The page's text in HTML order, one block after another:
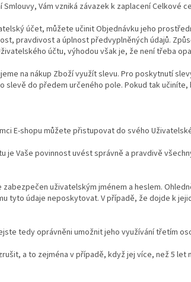
Vám vzniká závazek k zaplacení Celkové
účet, můžete učinit Objednávku jeho
pravdivost a úplnost předvyplněných údajů.
účtu, výhodou však je, že není třeba
na nákup Zboží využít slevu. Pro poskytnutí
slevě do předem určeného pole. Pokud tak
E-shopu můžete přistupovat do svého
je Vaše povinnost uvést správně a pravdivě
uživatelským jménem a heslem.
tyto údaje neposkytovat. V případě, že dojde k
tedy oprávněni umožnit jeho využívání třetím
a to zejména v případě, když jej více, než 5